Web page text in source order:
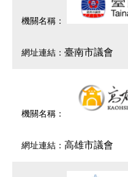
臺南市議會
高雄市議會